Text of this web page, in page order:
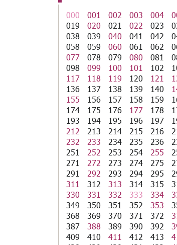
000
001 002 003 004
019
020 021 022 023
038
039 040 041 042
058
059 060 061 062
077
078 079 080 081
098
099 100 101 102
117
118 119 120 121
136
137 138 139 140
155
156 157 158 159
174
175 176 177 178
193
194 195 196 197
212
213 214 215 216
232
233 234 235 236
251
252 253 254 255
271
272 273 274 275
291
292 293 294 295
311
312 313 314 315
330
331 332 333 334
349
350 351 352 353
368
369 370 371 372
387
388 389 390 392
409
410 411 412 413